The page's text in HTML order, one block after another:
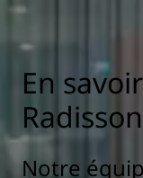
En
Notre